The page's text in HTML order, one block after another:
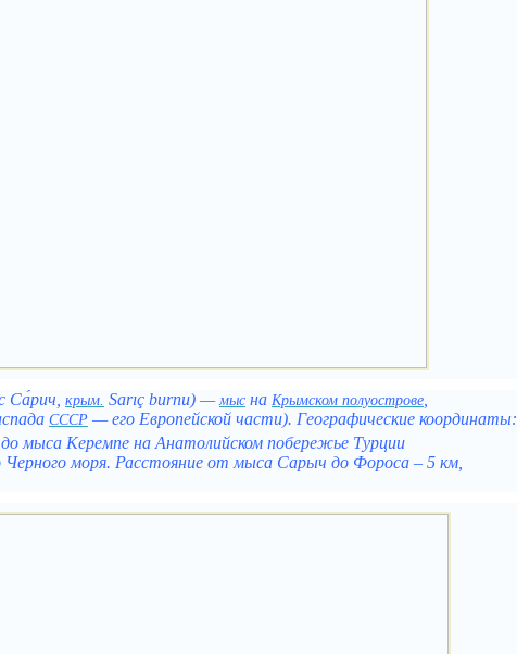
Са́рич крым. Sarıç burnu) — мыс на Крымском полуострове
СССР — его Европейской части). Географические координаты:
мыса Керемпе на Анатолийском побережье Турции
моря. Расстояние от мыса Сарыч до Фороса – 5 км,